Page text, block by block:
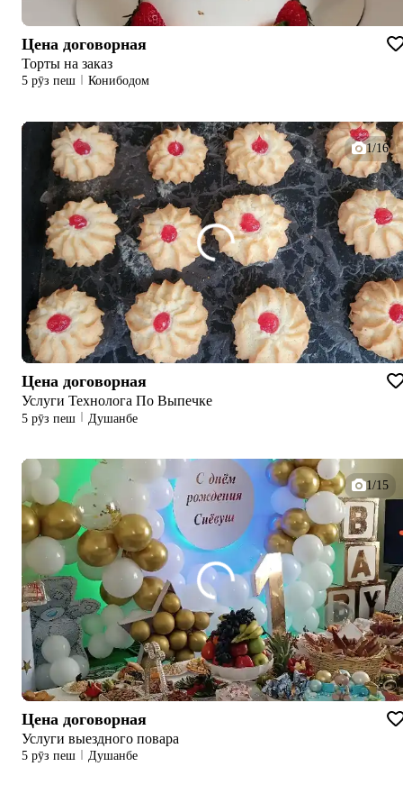
Цена договорная
Торты на заказ
5 рӯз пеш Конибодом
1/16
Цена договорная
Услуги Технолога По Выпечке
5 рӯз пеш Душанбе
1/15
Цена договорная
Услуги выездного повара
5 рӯз пеш Душанбе